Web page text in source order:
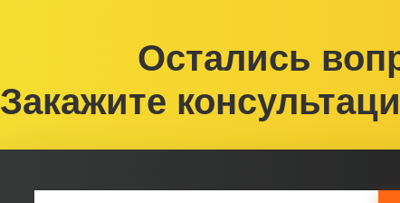
Остались
Закажите